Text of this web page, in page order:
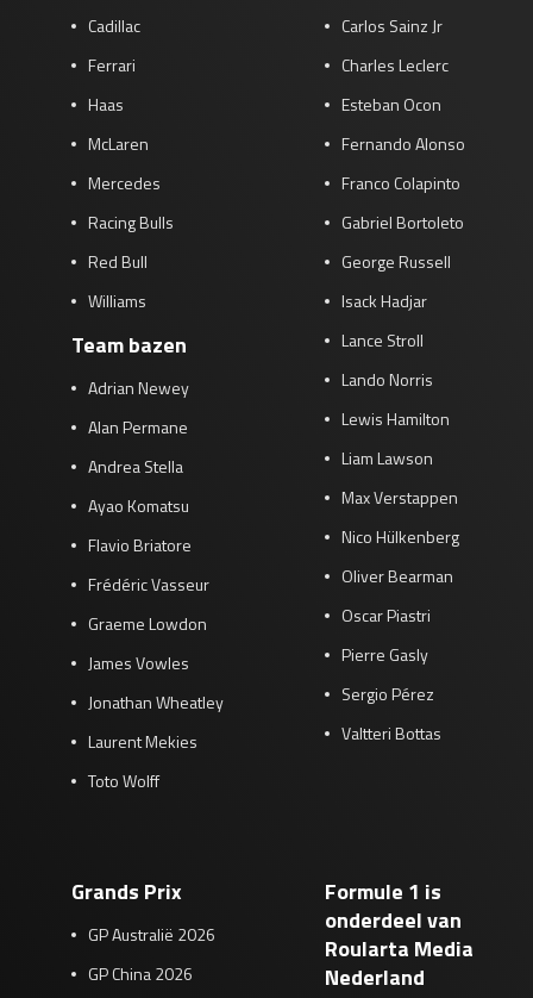
Cadillac
Ferrari
Haas
McLaren
Mercedes
Racing Bulls
Red Bull
Williams
Team bazen
Adrian Newey
Alan Permane
Andrea Stella
Ayao Komatsu
Flavio Briatore
Frédéric Vasseur
Graeme Lowdon
James Vowles
Jonathan Wheatley
Laurent Mekies
Toto Wolff
Carlos Sainz Jr
Charles Leclerc
Esteban Ocon
Fernando Alonso
Franco Colapinto
Gabriel Bortoleto
George Russell
Isack Hadjar
Lance Stroll
Lando Norris
Lewis Hamilton
Liam Lawson
Max Verstappen
Nico Hülkenberg
Oliver Bearman
Oscar Piastri
Pierre Gasly
Sergio Pérez
Valtteri Bottas
Grands Prix
GP Australië 2026
GP China 2026
Formule 1 is
onderdeel van
Roularta Media
Nederland